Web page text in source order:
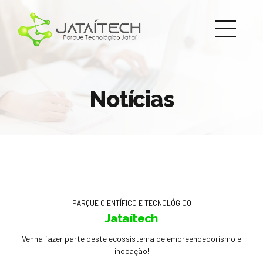
Notícias
PARQUE CIENTÍFICO E TECNOLÓGICO
Jataítech
Venha fazer parte deste ecossistema de empreendedorismo e
inocação!